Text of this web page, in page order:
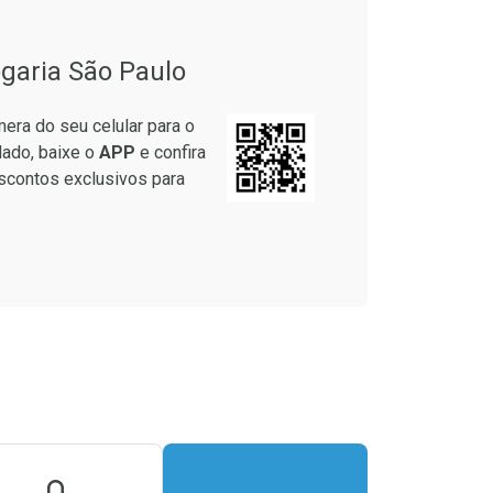
São Paulo
do seu celular para o
baixe o APP e confira
exclusivos para